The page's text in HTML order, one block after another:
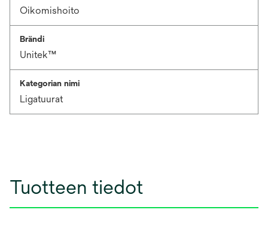
Oikomishoito
Brändi
Unitek™
Kategorian nimi
Ligatuurat
Tuotteen tiedot